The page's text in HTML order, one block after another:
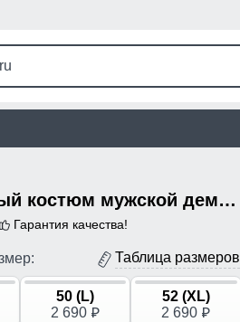
Спортивный костюм мужской демисезонный на флисе светло-зеленого цвета 323ZS
Гарантия качества!
Таблица размеров
50 (L)
2 690 p
52 (XL)
2 690 p